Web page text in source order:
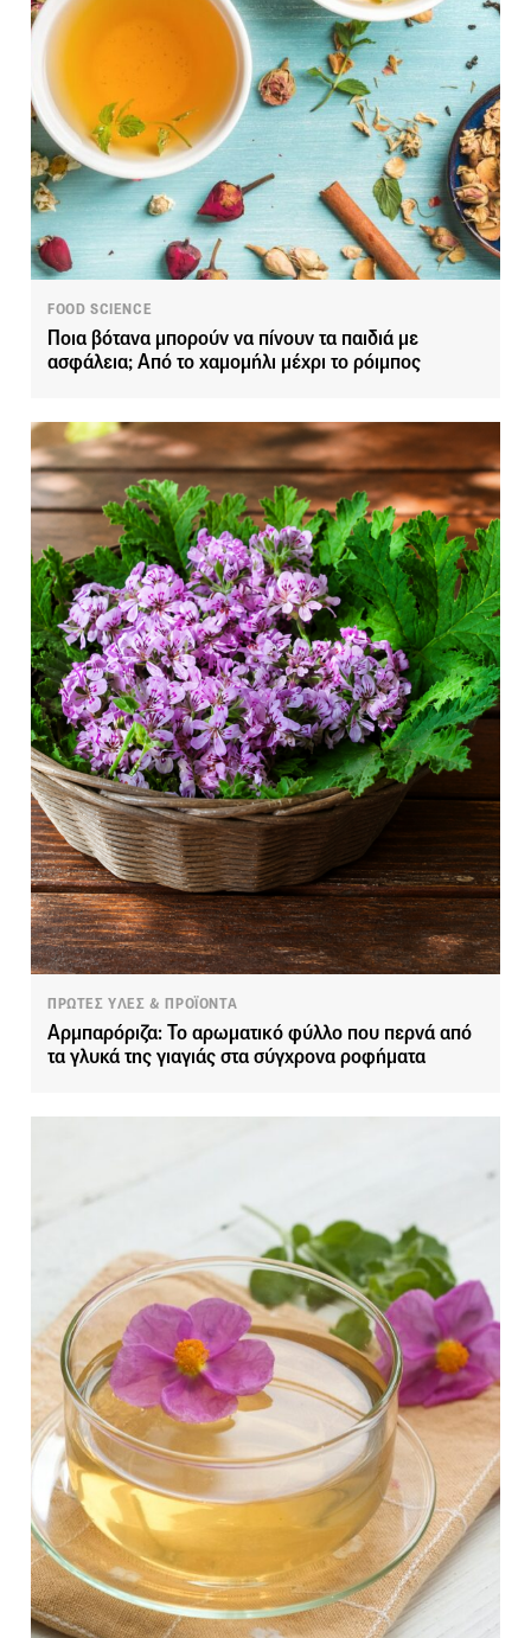
FOOD SCIENCE
Ποια βότανα μπορούν να πίνουν τα παιδιά με
ασφάλεια; Από το χαμομήλι μέχρι το ρόιμπος
ΠΡΩΤΕΣ ΥΛΕΣ & ΠΡΟΪΟΝΤΑ
Αρμπαρόριζα: Το αρωματικό φύλλο που περνά από
τα γλυκά της γιαγιάς στα σύγχρονα ροφήματα